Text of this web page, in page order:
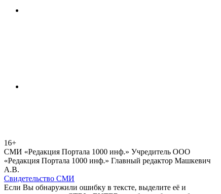
16+
СМИ «Редакция Портала 1000 инф.» Учредитель ООО
«Редакция Портала 1000 инф.» Главный редактор Машкевич
А.В.
Свидетельство СМИ
Если Вы обнаружили ошибку в тексте, выделите её и